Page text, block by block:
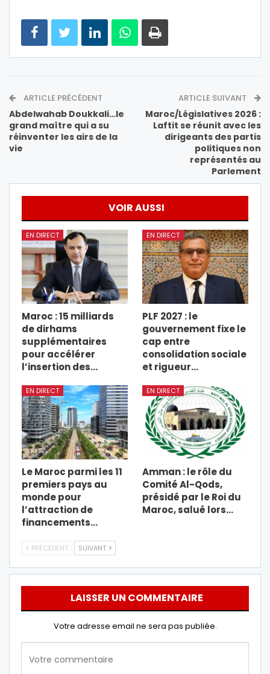
ARTICLE PRÉCÉDENT
Abdelwahab Doukkali…le
grand maître qui a su
réinventer les airs de la
vie
ARTICLE SUIVANT
Maroc/Législatives 2026 :
Laftit se réunit avec les
dirigeants des partis
politiques non
représentés au
Parlement
VOIR AUSSI
EN DIRECT
Maroc : 15 milliards
de dirhams
supplémentaires
pour accélérer
l’insertion des…
EN DIRECT
PLF 2027 : le
gouvernement fixe le
cap entre
consolidation sociale
et rigueur…
EN DIRECT
Le Maroc parmi les 11
premiers pays au
monde pour
l’attraction de
financements…
EN DIRECT
Amman : le rôle du
Comité Al-Qods,
présidé par le Roi du
Maroc, salué lors…
PRÉCÉDENT SUIVANT
LAISSER UN COMMENTAIRE
Votre adresse email ne sera pas publiée.